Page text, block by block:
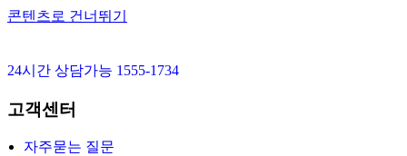
콘텐츠로 건너뛰기
24시간 상담가능 1555-1734
고객센터
자주묻는 질문